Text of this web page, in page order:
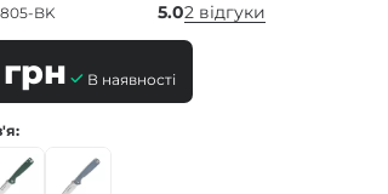
BK 5.02 відгуки
грн В наявності